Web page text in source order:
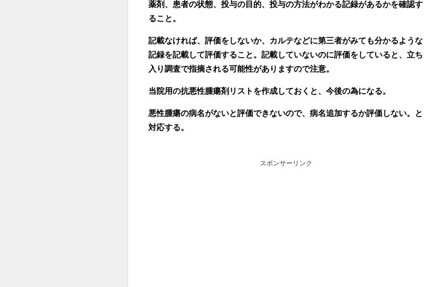
薬剤、患者の状態、投与の目的、投与の方法がわかる記録があるかを確認す
ること。
記載なければ、評価をしないか、カルテなどに第三者がみても分かるような
記録を記載して評価すること。記載していないのに評価をしていると、立ち
入り調査で指摘される可能性がありますので注意。
当院用の抗悪性腫瘍剤リストを作成しておくと、今後の為になる。
悪性腫瘍の病名がないと評価できないので、病名追加するか評価しない。と
対応する。
スポンサーリンク